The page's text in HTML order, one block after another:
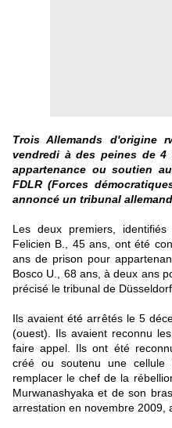
Trois Allemands d'origine
vendredi à des peines de
appartenance ou soutien
FDLR (Forces
annoncé un tribunal
Les deux premiers,
Felicien B., 45 ans, ont été
ans de prison pour
Bosco U., 68 ans, à deux ans
précisé le tribunal de
Ils avaient été arrêtés le 5
(ouest). Ils avaient reconnu
faire appel.
Ils ont été
créé ou soutenu une cellule
remplacer le chef de la
Murwanashyaka et de son
arrestation en novembre 2009,